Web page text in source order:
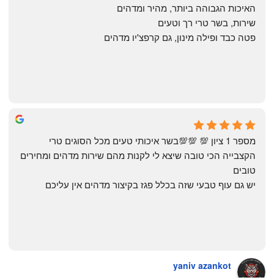
The Artechology
a year ago
האיכות הגבוהה ביותר, מהיר ומדהים
שירות, בשר טרי רך וטעים
פטה כבד ופילה מינון, גם קרפצ'יו מדהים
yaniv azankot
טובים
יש גם עוף טבעי שזה בכלל פגז בקיצור מדהים אין עליכם